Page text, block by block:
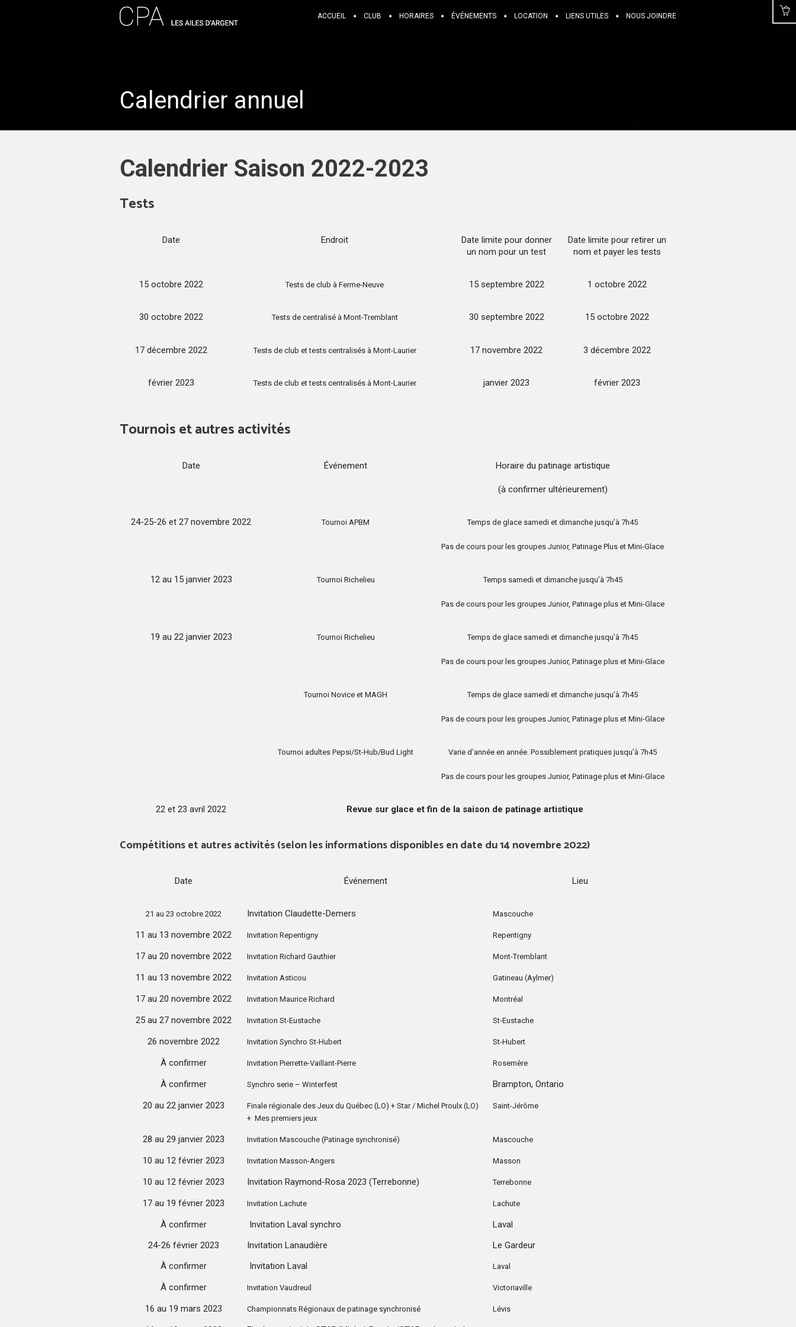
ACCUEIL CLUB HORAIRES ÉVÉNEMENTS LOCATION LIENS UTILES NOUS JOINDRE
Calendrier annuel
Calendrier Saison 2022-2023
Tests
Date Endroit
Date limite pour donner
un nom pour un test
Date limite pour retirer un
nom et payer les tests
15 octobre 2022 Tests de club à Ferme-Neuve 15 septembre 2022 1 octobre 2022
30 octobre 2022 Tests de centralisé à Mont-Tremblant 30 septembre 2022 15 octobre 2022
17 décembre 2022 Tests de club et tests centralisés à Mont-Laurier 17 novembre 2022 3 décembre 2022
février 2023 Tests de club et tests centralisés à Mont-Laurier janvier 2023 février 2023
Tournois et autres activités
Date Événement Horaire du patinage artistique
(à confirmer ultérieurement)
24-25-26 et 27 novembre 2022 Tournoi APBM Temps de glace samedi et dimanche jusqu’à 7h45
Pas de cours pour les groupes Junior, Patinage Plus et Mini-Glace
12 au 15 janvier 2023 Tournoi Richelieu Temps samedi et dimanche jusqu’à 7h45
Pas de cours pour les groupes Junior, Patinage plus et Mini-Glace
19 au 22 janvier 2023 Tournoi Richelieu Temps de glace samedi et dimanche jusqu’à 7h45
Pas de cours pour les groupes Junior, Patinage plus et Mini-Glace
Tournoi Novice et MAGH Temps de glace samedi et dimanche jusqu’à 7h45
Pas de cours pour les groupes Junior, Patinage plus et Mini-Glace
Tournoi adultes Pepsi/St-Hub/Bud Light Varie d’année en année. Possiblement pratiques jusqu’à 7h45
Pas de cours pour les groupes Junior, Patinage plus et Mini-Glace
22 et 23 avril 2022 Revue sur glace et fin de la saison de patinage artistique
Compétitions et autres activités (selon les informations disponibles en date du 14 novembre 2022)
Date Événement Lieu
21 au 23 octobre 2022 Invitation Claudette-Demers Mascouche
11 au 13 novembre 2022 Invitation Repentigny Repentigny
17 au 20 novembre 2022 Invitation Richard Gauthier Mont-Tremblant
11 au 13 novembre 2022 Invitation Asticou Gatineau (Aylmer)
17 au 20 novembre 2022 Invitation Maurice Richard Montréal
25 au 27 novembre 2022 Invitation St-Eustache St-Eustache
26 novembre 2022 Invitation Synchro St-Hubert St-Hubert
À confirmer Invitation Pierrette-Vaillant-Pierre Rosemère
À confirmer Synchro serie – Winterfest
Brampton, Ontario
20 au 22 janvier 2023
Finale régionale des Jeux du Québec (LO) + Star / Michel Proulx (LO)
+ Mes premiers jeux
Saint-Jérôme
28 au 29 janvier 2023 Invitation Mascouche (Patinage synchronisé) Mascouche
10 au 12 février 2023 Invitation Masson-Angers Masson
10 au 12 février 2023 Invitation Raymond-Rosa 2023 (Terrebonne) Terrebonne
17 au 19 février 2023 Invitation Lachute Lachute
À confirmer Invitation Laval synchro
Laval
24-26 février 2023
Invitation Lanaudière
Le Gardeur
À confirmer
Invitation Laval Laval
À confirmer Invitation Vaudreuil Victoriaville
16 au 19 mars 2023 Championnats Régionaux de patinage synchronisé Lévis